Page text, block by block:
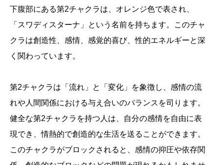
下腹部にある第2チャクラは、オレンジ色で表され、
「スワディスターナ」という名前を持ちます。このチャ
クラは創造性、感情、感覚的喜び、性的エネルギーと深
く関わっています。
第2チャクラは「流れ」と「変化」を象徴し、感情の流
れや人間関係における与え合いのバランスを司ります。
健全な第2チャクラを持つ人は、自分の感情を自由に表
現でき、情熱的で創造的な生活を送ることができます。
このチャクラがブロックされると、感情の抑圧や依存関